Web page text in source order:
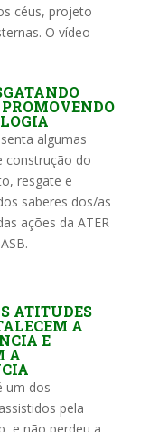
céus, projeto
O vídeo
PROMOVENDO
algumas
construção do
resgate e
saberes dos/as
ações da ATER
ATITUDES
A
E
A
um dos
pela